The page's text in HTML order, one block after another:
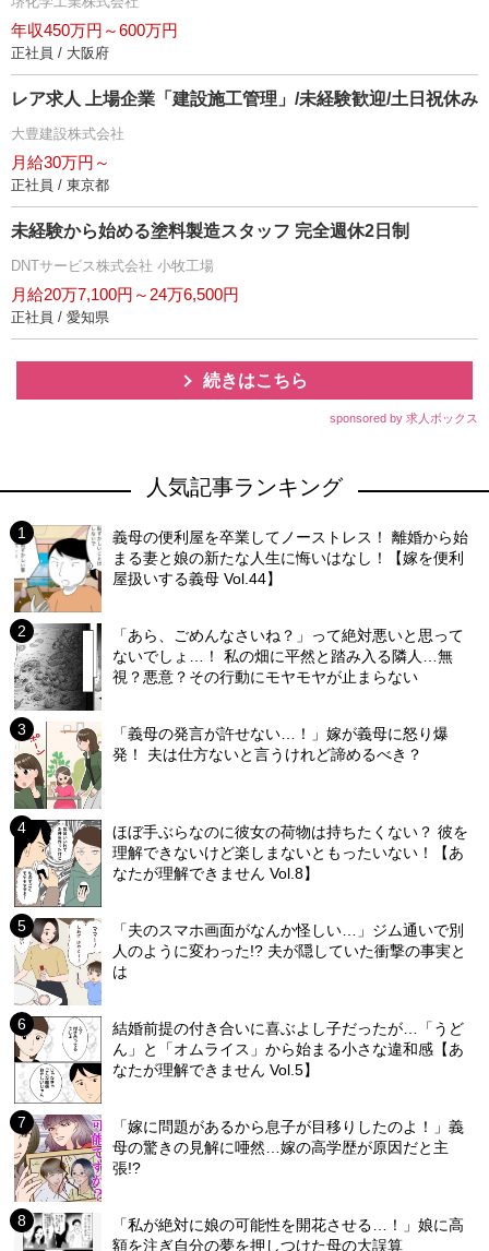
年収450万円～600万円
正社員 / 大阪府
レア求人 上場企業「建設施工管理」/未経験歓迎/土日祝休み
大豊建設株式会社
月給30万円～
正社員 / 東京都
未経験から始める塗料製造スタッフ 完全週休2日制
DNTサービス株式会社 小牧工場
月給20万7,100円～24万6,500円
正社員 / 愛知県
続きはこちら
sponsored by 求人ボックス
人気記事ランキング
義母の便利屋を卒業してノーストレス！ 離婚から始
まる妻と娘の新たな人生に悔いはなし！【嫁を便利
屋扱いする義母 Vol.44】
「あら、ごめんなさいね？」って絶対悪いと思って
ないでしょ…！ 私の畑に平然と踏み入る隣人…無
視？悪意？その行動にモヤモヤが止まらない
「義母の発言が許せない…！」嫁が義母に怒り爆
発！ 夫は仕方ないと言うけれど諦めるべき？
ほぼ手ぶらなのに彼女の荷物は持ちたくない？ 彼を
理解できないけど楽しまないともったいない！【あ
なたが理解できません Vol.8】
「夫のスマホ画面がなんか怪しい…」ジム通いで別
人のように変わった!? 夫が隠していた衝撃の事実と
は
結婚前提の付き合いに喜ぶよし子だったが…「うど
ん」と「オムライス」から始まる小さな違和感【あ
なたが理解できません Vol.5】
「嫁に問題があるから息子が目移りしたのよ！」義
母の驚きの見解に唖然…嫁の高学歴が原因だと主
張!?
「私が絶対に娘の可能性を開花させる…！」娘に高
額を注ぎ自分の夢を押しつけた母の大誤算